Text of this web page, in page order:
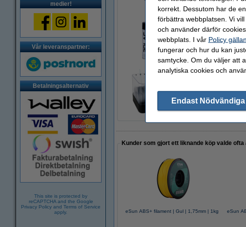
medier!
Vår leveranspartner:
Betalningsalternativ
This site is protected by
reCAPTCHA and the Google
Privacy Policy and Terms of Service
apply.
3DLAC självhäftande spray |
95 kr
Kunder som gjort ett liknande köp valde
eSun ABS+ filament | Gul | 1,75mm | 1kg eSun
korrekt. Dessutom har de
förbättra webbplatsen. Vi
och använder därför
webbplats. I vår Policy
fungerar och hur du kan
samtycke. Om du väljer att
analytiska cookies och
Endast Nödvändiga